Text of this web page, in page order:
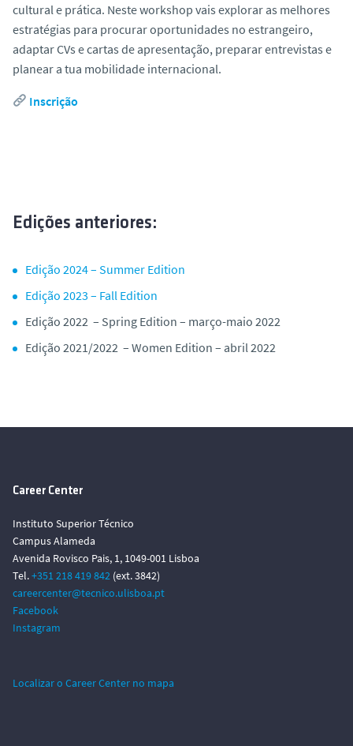
cultural e prática. Neste workshop vais explorar as melhores
estratégias para procurar oportunidades no estrangeiro,
adaptar CVs e cartas de apresentação, preparar entrevistas e
planear a tua mobilidade internacional.
Inscrição
Edições anteriores:
Edição 2024 – Summer Edition
Edição 2023 – Fall Edition
Edição 2022 – Spring Edition – março-maio 2022
Edição 2021/2022 – Women Edition – abril 2022
Career Center
Instituto Superior Técnico
Campus Alameda
Avenida Rovisco Pais, 1, 1049-001 Lisboa
Tel.+351 218 419 842 (ext. 3842)
careercenter@tecnico.ulisboa.pt
Facebook
Instagram
Localizar o Career Center no mapa